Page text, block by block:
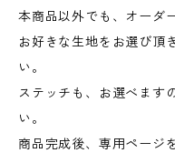
本商品以外でも、オーダ
お好きな生地をお選び頂
い。
ステッチも、お選べます
い。
商品完成後、専用ページ